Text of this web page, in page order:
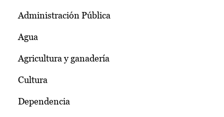
Administración Pública
Agua
Agricultura y ganadería
Cultura
Dependencia